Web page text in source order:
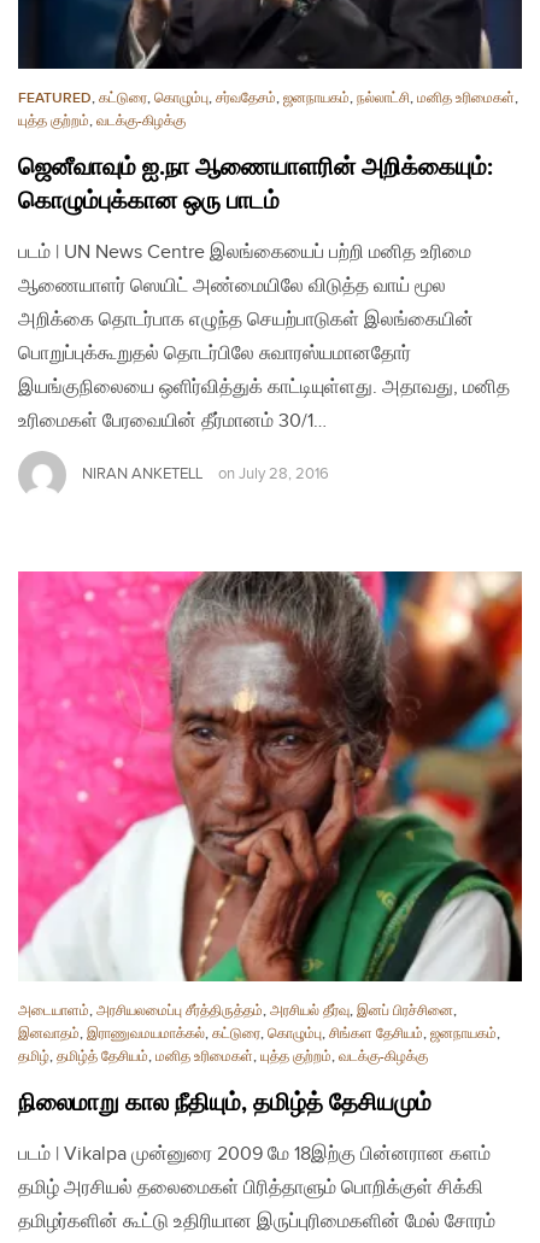
FEATURED, கட்டுரை, கொழும்பு, சர்வதேசம், ஜனநாயகம், நல்லாட்சி, மனித உரிமைகள்,
யுத்த குற்றம், வடக்கு-கிழக்கு
ஜெனீவாவும் ஐ.நா ஆணையாளரின் அறிக்கையும்:
கொழும்புக்கான ஒரு பாடம்
படம் | UN News Centre இலங்கையைப் பற்றி மனித உரிமை
ஆணையாளர் ஸெயிட் அண்மையிலே விடுத்த வாய் மூல
அறிக்கை தொடர்பாக எழுந்த செயற்பாடுகள் இலங்கையின்
பொறுப்புக்கூறுதல் தொடர்பிலே சுவாரஸ்யமானதோர்
இயங்குநிலையை ஒளிர்வித்துக் காட்டியுள்ளது. அதாவது, மனித
உரிமைகள் பேரவையின் தீர்மானம் 30/1…
NIRAN ANKETELL on July 28, 2016
அடையாளம், அரசியலமைப்பு சீர்த்திருத்தம், அரசியல் தீர்வு, இனப் பிரச்சினை,
இனவாதம், இராணுவமயமாக்கல், கட்டுரை, கொழும்பு, சிங்கள தேசியம், ஜனநாயகம்,
தமிழ், தமிழ்த் தேசியம், மனித உரிமைகள், யுத்த குற்றம், வடக்கு-கிழக்கு
நிலைமாறு கால நீதியும், தமிழ்த் தேசியமும்
படம் | Vikalpa முன்னுரை 2009 மே 18இற்கு பின்னரான களம்
தமிழ் அரசியல் தலைமைகள் பிரித்தாளும் பொறிக்குள் சிக்கி
தமிழர்களின் கூட்டு உதிரியான இருப்புரிமைகளின் மேல் சோரம்